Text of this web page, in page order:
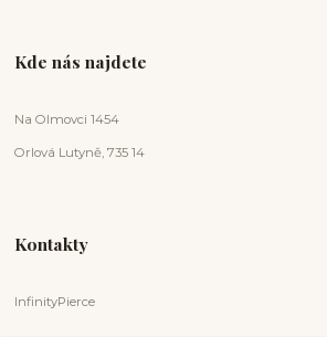
Kde nás najdete
Na Olmovci 1454
Orlová Lutyně, 735 14
Kontakty
InfinityPierce